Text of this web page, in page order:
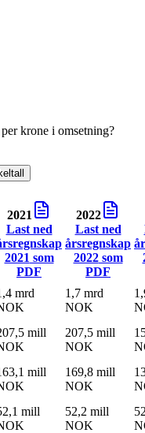
krone i omsetning?
2021
Last ned
2021 som
PDF
2022
Last ned
årsregnskap
2022som
PDF
mrd
1,7 mrd
NOK
mill
207,5 mill
NOK
mill
169,8 mill
NOK
mill
52,2 mill
NOK